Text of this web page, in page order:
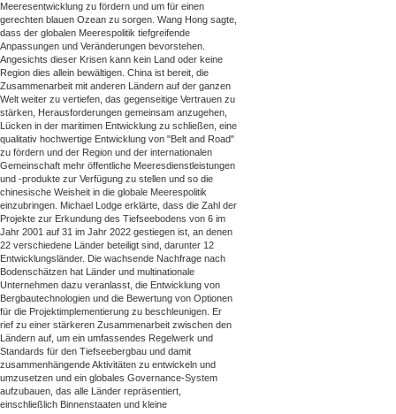
Meeresentwicklung zu fördern und um für einen
gerechten blauen Ozean zu sorgen. Wang Hong sagte,
dass der globalen Meerespolitik tiefgreifende
Anpassungen und Veränderungen bevorstehen.
Angesichts dieser Krisen kann kein Land oder keine
Region dies allein bewältigen. China ist bereit, die
Zusammenarbeit mit anderen Ländern auf der ganzen
Welt weiter zu vertiefen, das gegenseitige Vertrauen zu
stärken, Herausforderungen gemeinsam anzugehen,
Lücken in der maritimen Entwicklung zu schließen, eine
qualitativ hochwertige Entwicklung von "Belt and Road"
zu fördern und der Region und der internationalen
Gemeinschaft mehr öffentliche Meeresdienstleistungen
und -produkte zur Verfügung zu stellen und so die
chinesische Weisheit in die globale Meerespolitik
einzubringen. Michael Lodge erklärte, dass die Zahl der
Projekte zur Erkundung des Tiefseebodens von 6 im
Jahr 2001 auf 31 im Jahr 2022 gestiegen ist, an denen
22 verschiedene Länder beteiligt sind, darunter 12
Entwicklungsländer. Die wachsende Nachfrage nach
Bodenschätzen hat Länder und multinationale
Unternehmen dazu veranlasst, die Entwicklung von
Bergbautechnologien und die Bewertung von Optionen
für die Projektimplementierung zu beschleunigen. Er
rief zu einer stärkeren Zusammenarbeit zwischen den
Ländern auf, um ein umfassendes Regelwerk und
Standards für den Tiefseebergbau und damit
zusammenhängende Aktivitäten zu entwickeln und
umzusetzen und ein globales Governance-System
aufzubauen, das alle Länder repräsentiert,
einschließlich Binnenstaaten und kleine